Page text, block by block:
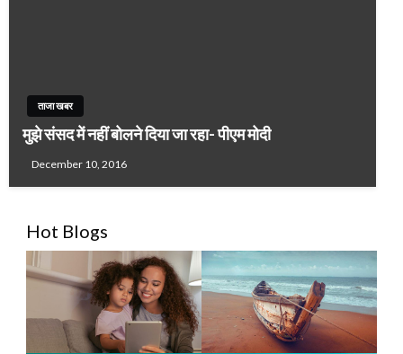
ताजा खबर
मुझे संसद में नहीं बोलने दिया जा रहा- पीएम मोदी
December 10, 2016
Hot Blogs